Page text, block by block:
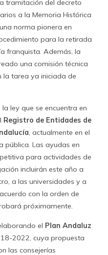
tramitación del decreto
a la Memoria Histórica
norma pionera en
para la retirada
franquista. Además, la
una comisión técnica
la tarea ya iniciada de
ley que se encuentra en
Registro de Entidades de
, actualmente en el
pública. Las ayudas en
para actividades de
incluirán este año a
a las universidades y a
con la orden de
próximamente.
el Plan Andaluz
2022, cuya propuesta
las consejerías